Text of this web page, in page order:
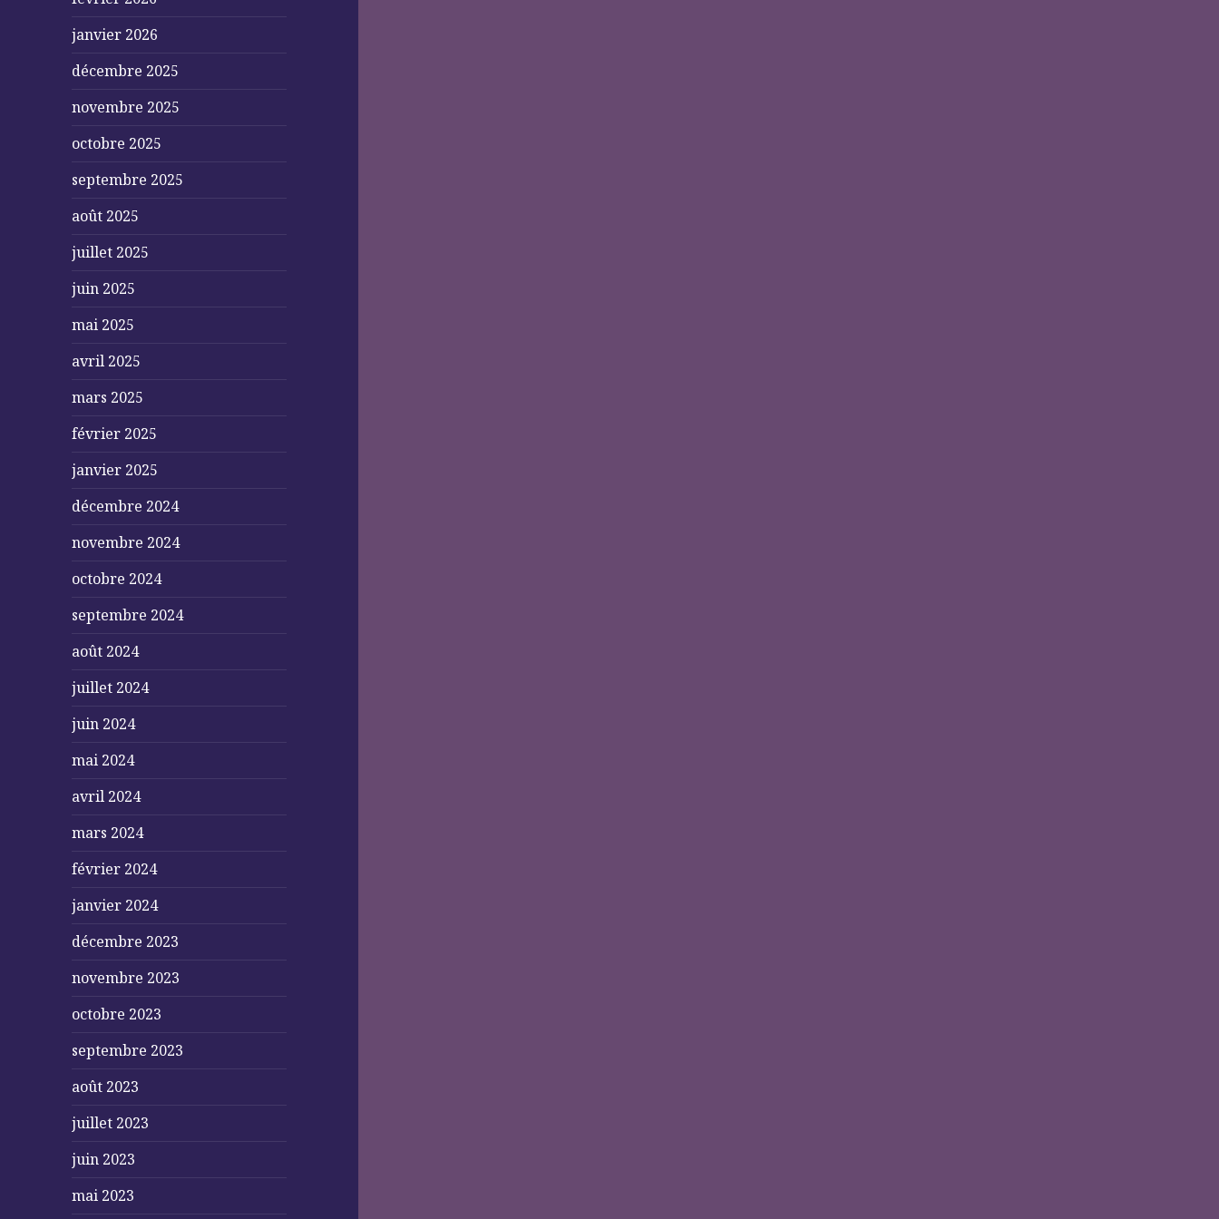
janvier 2026
décembre 2025
novembre 2025
octobre 2025
septembre 2025
août 2025
juillet 2025
juin 2025
mai 2025
avril 2025
mars 2025
février 2025
janvier 2025
décembre 2024
novembre 2024
octobre 2024
septembre 2024
août 2024
juillet 2024
juin 2024
mai 2024
avril 2024
mars 2024
février 2024
janvier 2024
décembre 2023
novembre 2023
octobre 2023
septembre 2023
août 2023
juillet 2023
juin 2023
mai 2023